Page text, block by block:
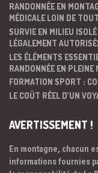
RANDONNÉE EN
MÉDICALE LOIN DE
SURVIE EN MILIEU
LÉGALEMENT
LES ÉLÉMENTS
RANDONNÉE EN PLEINE
FORMATION SPORT :
LE COÛT RÉEL D’UN
AVERTISSEMENT !
En montagne, chacun
informations fournies